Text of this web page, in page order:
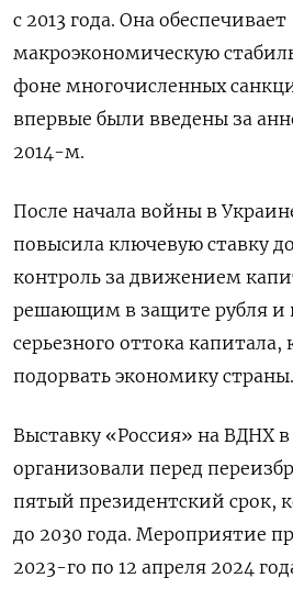
с 2013 года. Она обеспечивает
макроэкономическую
фоне многочисленных
впервые были введены за
2014-м.
После начала войны в
повысила ключевую ставку
контроль за движением
решающим в защите рубля и
серьезного оттока
подорвать экономику страны.
Выставку «Россия» на ВДНХ
организовали перед
пятый президентский срок,
до 2030 года. Мероприятие
2023-го по 12 апреля 2024